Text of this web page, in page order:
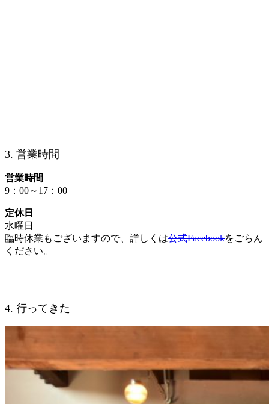
3. 営業時間
営業時間
9：00～17：00
定休日
水曜日
臨時休業もございますので、詳しくは公式Facebookをごらん
ください。
4. 行ってきた